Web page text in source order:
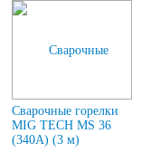
Сварочные горелки
MIG TECH MS 36
(340A) (3 м)